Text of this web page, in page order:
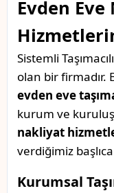
Evden
Sistemli
olan bir firmadır.
evden eve
kurum ve
nakliyat
verdiğimiz
Kurumsal